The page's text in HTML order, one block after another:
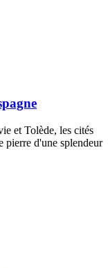
et Tolède, les cités
pierre d'une splendeur